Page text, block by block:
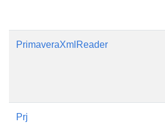
PrimaveraXmlReader
Prj